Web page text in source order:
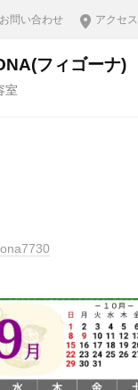
お問い合わせ アクセス
フィゴーナ)
室